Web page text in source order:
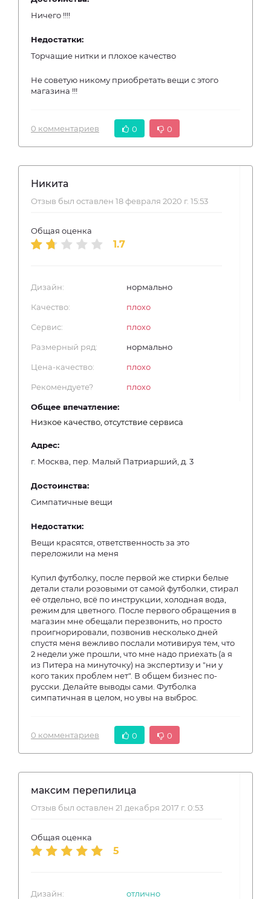
Ничего !!!!
Недостатки:
Торчащие нитки и плохое качество
Не советую никому приобретать вещи с этого
магазина !!!
0 комментариев 0 0
Никита
Отзыв был оставлен 18 февраля 2020 г. 15:53
Общая оценка
1.7
Дизайн: нормально
Качество: плохо
Сервис: плохо
Размерный ряд: нормально
Цена-качество: плохо
Рекомендуете? плохо
Общее впечатление:
Низкое качество, отсутствие сервиса
Адрес:
г. Москва, пер. Малый Патриарший, д. 3
Достоинства:
Симпатичные вещи
Недостатки:
Вещи красятся, ответственность за это
переложили на меня
Купил футболку, после первой же стирки белые
детали стали розовыми от самой футболки, стирал
её отдельно, всё по инструкции, холодная вода,
режим для цветного. После первого обращения в
магазин мне обещали перезвонить, но просто
проигнорировали, позвонив несколько дней
спустя меня вежливо послали мотивируя тем, что
2 недели уже прошли, что мне надо приехать (а я
из Питера на минуточку) на экспертизу и "ни у
кого таких проблем нет". В общем бизнес по-
русски. Делайте выводы сами. Футболка
симпатичная в целом, но увы на выброс.
0 комментариев 0 0
максим перепилица
Отзыв был оставлен 21 декабря 2017 г. 0:53
Общая оценка
5
Дизайн: отлично